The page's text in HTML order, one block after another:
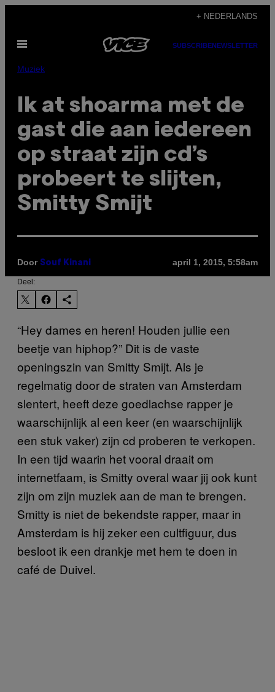
de
inhoud
+ NEDERLANDS
Open
SUBSCRIBENEWSLETTER
Muziek
Ik at shoarma met de
gast die aan iedereen
op straat zijn cd’s
probeert te slijten,
Smitty Smijt
Door Souf Kinani april 1, 2015, 5:58am
Deel:
“Hey dames en heren! Houden jullie een
beetje van hiphop?” Dit is de vaste
openingszin van Smitty Smijt. Als je
regelmatig door de straten van Amsterdam
slentert, heeft deze goedlachse rapper je
waarschijnlijk al een keer (en waarschijnlijk
een stuk vaker) zijn cd proberen te verkopen.
In een tijd waarin het vooral draait om
internetfaam, is Smitty overal waar jij ook kunt
zijn om zijn muziek aan de man te brengen.
Smitty is niet de bekendste rapper, maar in
Amsterdam is hij zeker een cultfiguur, dus
besloot ik een drankje met hem te doen in
café de Duivel.